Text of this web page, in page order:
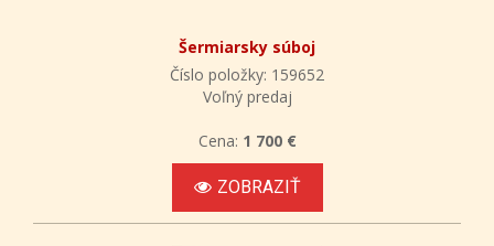
Šermiarsky súboj
Číslo položky: 159652
Voľný predaj
Cena: 1 700 €
ZOBRAZIŤ